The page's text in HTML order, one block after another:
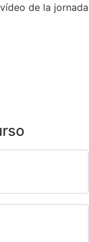
de la jornada